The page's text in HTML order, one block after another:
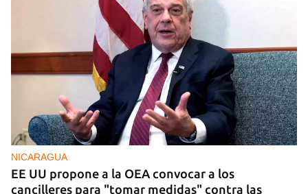
NICARAGUA
EE UU propone a la OEA convocar a los
cancilleres para "tomar medidas" contra las